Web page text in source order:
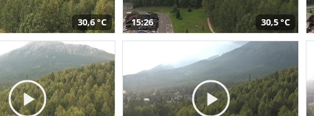
30,6 °C 15:26 30,5 °C